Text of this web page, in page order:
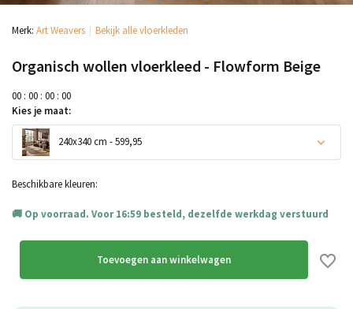
Merk: Art Weavers Bekijk alle vloerkleden
Organisch wollen vloerkleed - Flowform Beige
00 : 00 : 00 : 00
Kies je maat:
240x340 cm - 599,95
Beschikbare kleuren:
Op voorraad. Voor 16:59 besteld, dezelfde werkdag verstuurd
Toevoegen aan winkelwagen